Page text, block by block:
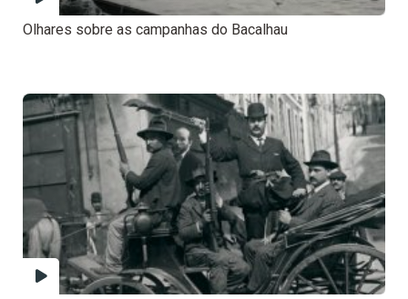
Olhares sobre as campanhas do Bacalhau